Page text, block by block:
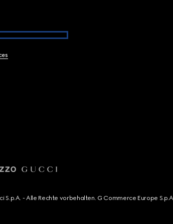
S.p.A. - Alle Rechte vorbehalten. G Commerce Europe